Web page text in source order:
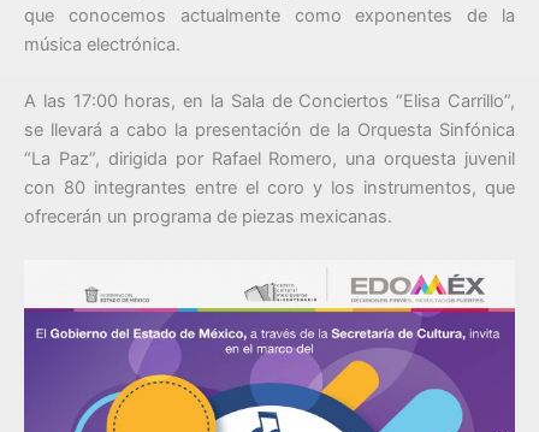
que conocemos actualmente como exponentes de la
música electrónica.
A las 17:00 horas, en la Sala de Conciertos “Elisa Carrillo”,
se llevará a cabo la presentación de la Orquesta Sinfónica
“La Paz”, dirigida por Rafael Romero, una orquesta juvenil
con 80 integrantes entre el coro y los instrumentos, que
ofrecerán un programa de piezas mexicanas.